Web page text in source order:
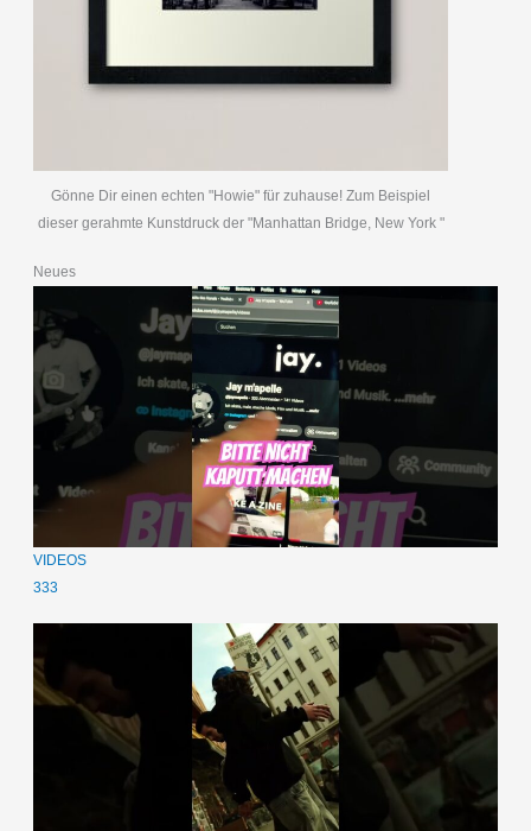
Gönne Dir einen echten "Howie" für zuhause! Zum Beispiel
dieser gerahmte Kunstdruck der "Manhattan Bridge, New York "
Neues
VIDEOS
333